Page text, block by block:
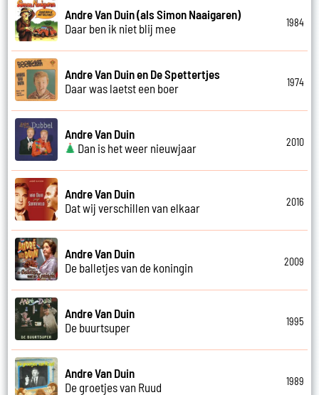
Andre Van Duin (als Simon Naaigaren)
Daar ben ik niet blij mee
1984
Andre Van Duin en De Spettertjes
Daar was laetst een boer
1974
Andre Van Duin
Dan is het weer nieuwjaar
2010
Andre Van Duin
Dat wij verschillen van elkaar
2016
Andre Van Duin
De balletjes van de koningin
2009
Andre Van Duin
De buurtsuper
1995
Andre Van Duin
De groetjes van Ruud
1989